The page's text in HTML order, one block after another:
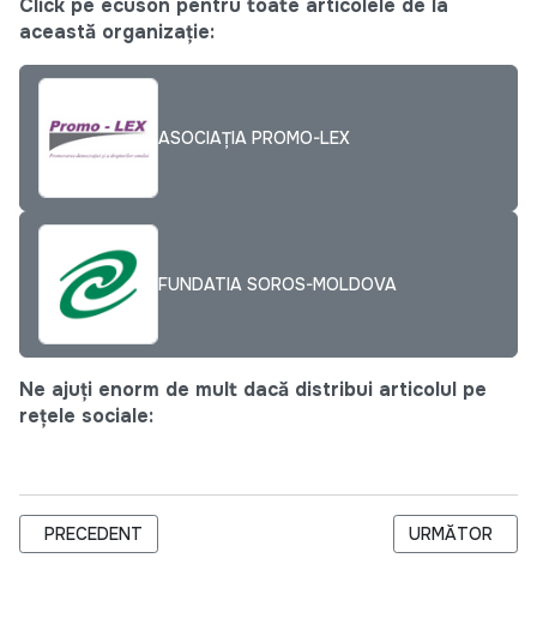
Click pe ecuson pentru toate articolele de la
această organizație:
ASOCIAȚIA PROMO-LEX
FUNDATIA SOROS-MOLDOVA
Ne ajuți enorm de mult dacă distribui articolul pe
rețele sociale:
ARTICOL PRECEDENT: A DEMARAT CICLUL DE INSTRUIRI
PRECEDENT ARTICOLUL
URMĂTOR